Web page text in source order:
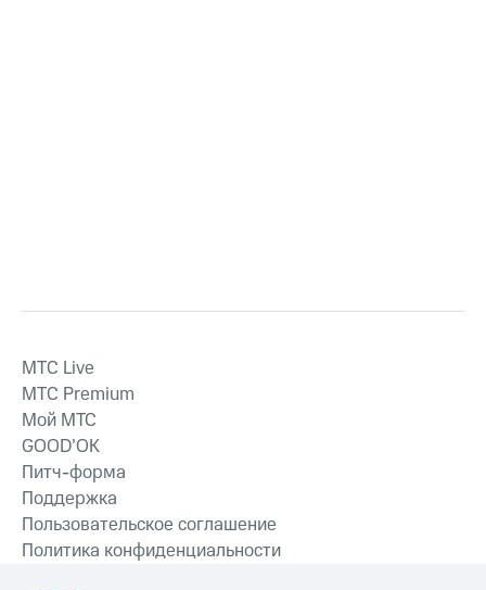
MTС Live
MTС Premium
Мой МТС
GOOD’OK
Питч-форма
Поддержка
Пользовательское соглашение
Политика конфиденциальности